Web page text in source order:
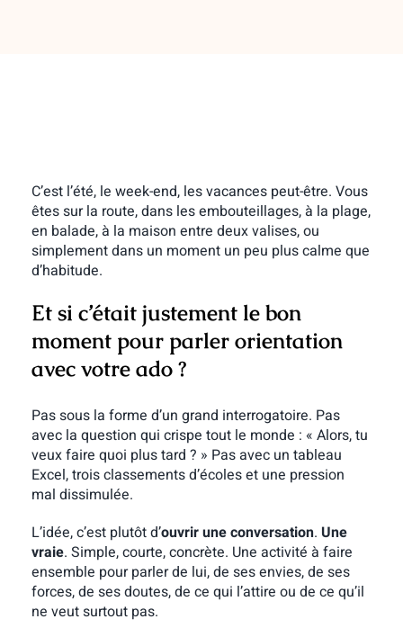
C’est l’été, le week-end, les vacances peut-être. Vous
êtes sur la route, dans les embouteillages, à la plage,
en balade, à la maison entre deux valises, ou
simplement dans un moment un peu plus calme que
d’habitude.
Et si c’était justement le bon
moment pour parler orientation
avec votre ado?
Pas sous la forme d’un grand interrogatoire. Pas
avec la question qui crispe tout le monde : « Alors, tu
veux faire quoi plus tard ? » Pas avec un tableau
Excel, trois classements d’écoles et une pression
mal dissimulée.
L’idée, c’est plutôt d’ouvrir une conversation. Une
vraie. Simple, courte, concrète. Une activité à faire
ensemble pour parler de lui, de ses envies, de ses
forces, de ses doutes, de ce qui l’attire ou de ce qu’il
ne veut surtout pas.